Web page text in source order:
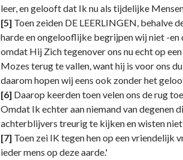
leer, en gelooft dat Ik nu als tijdelijke
[5] Toen zeiden DE LEERLINGEN, behalve
harde en ongelooflijke begrijpen wij niet -
omdat Hij Zich tegenover ons nu echt op
Mozes terug te vallen, want hij is voor ons
daarom hopen wij eens ook zonder het
[6] Daarop keerden toen velen ons de rug
Omdat Ik echter aan niemand van degenen
achterblijvers treurig te kijken en wisten
[7] Toen zei IK tegen hen op een
ieder mens op deze aarde.'